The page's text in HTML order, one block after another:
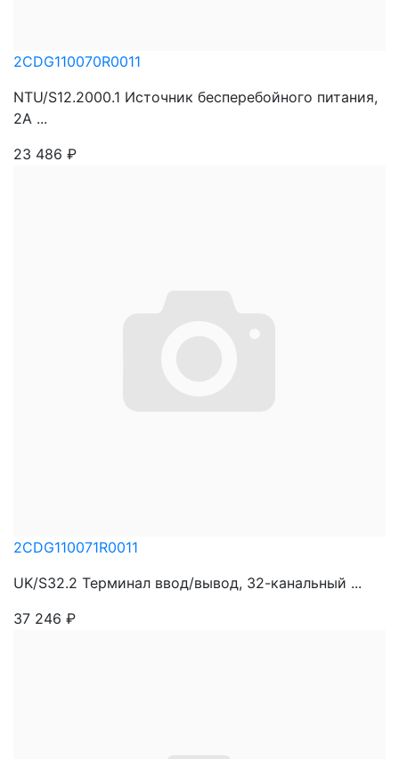
2CDG110070R0011
NTU/S12.2000.1 Источник бесперебойного питания,
2А ...
23 486 ₽
2CDG110071R0011
UK/S32.2 Терминал ввод/вывод, 32-канальный ...
37 246 ₽